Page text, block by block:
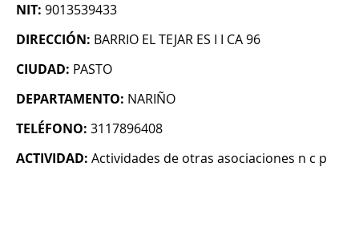
NIT: 9013539433
DIRECCIÓN: BARRIO EL TEJAR ES I I CA 96
CIUDAD: PASTO
DEPARTAMENTO: NARIÑO
TELÉFONO: 3117896408
ACTIVIDAD: Actividades de otras asociaciones n c p